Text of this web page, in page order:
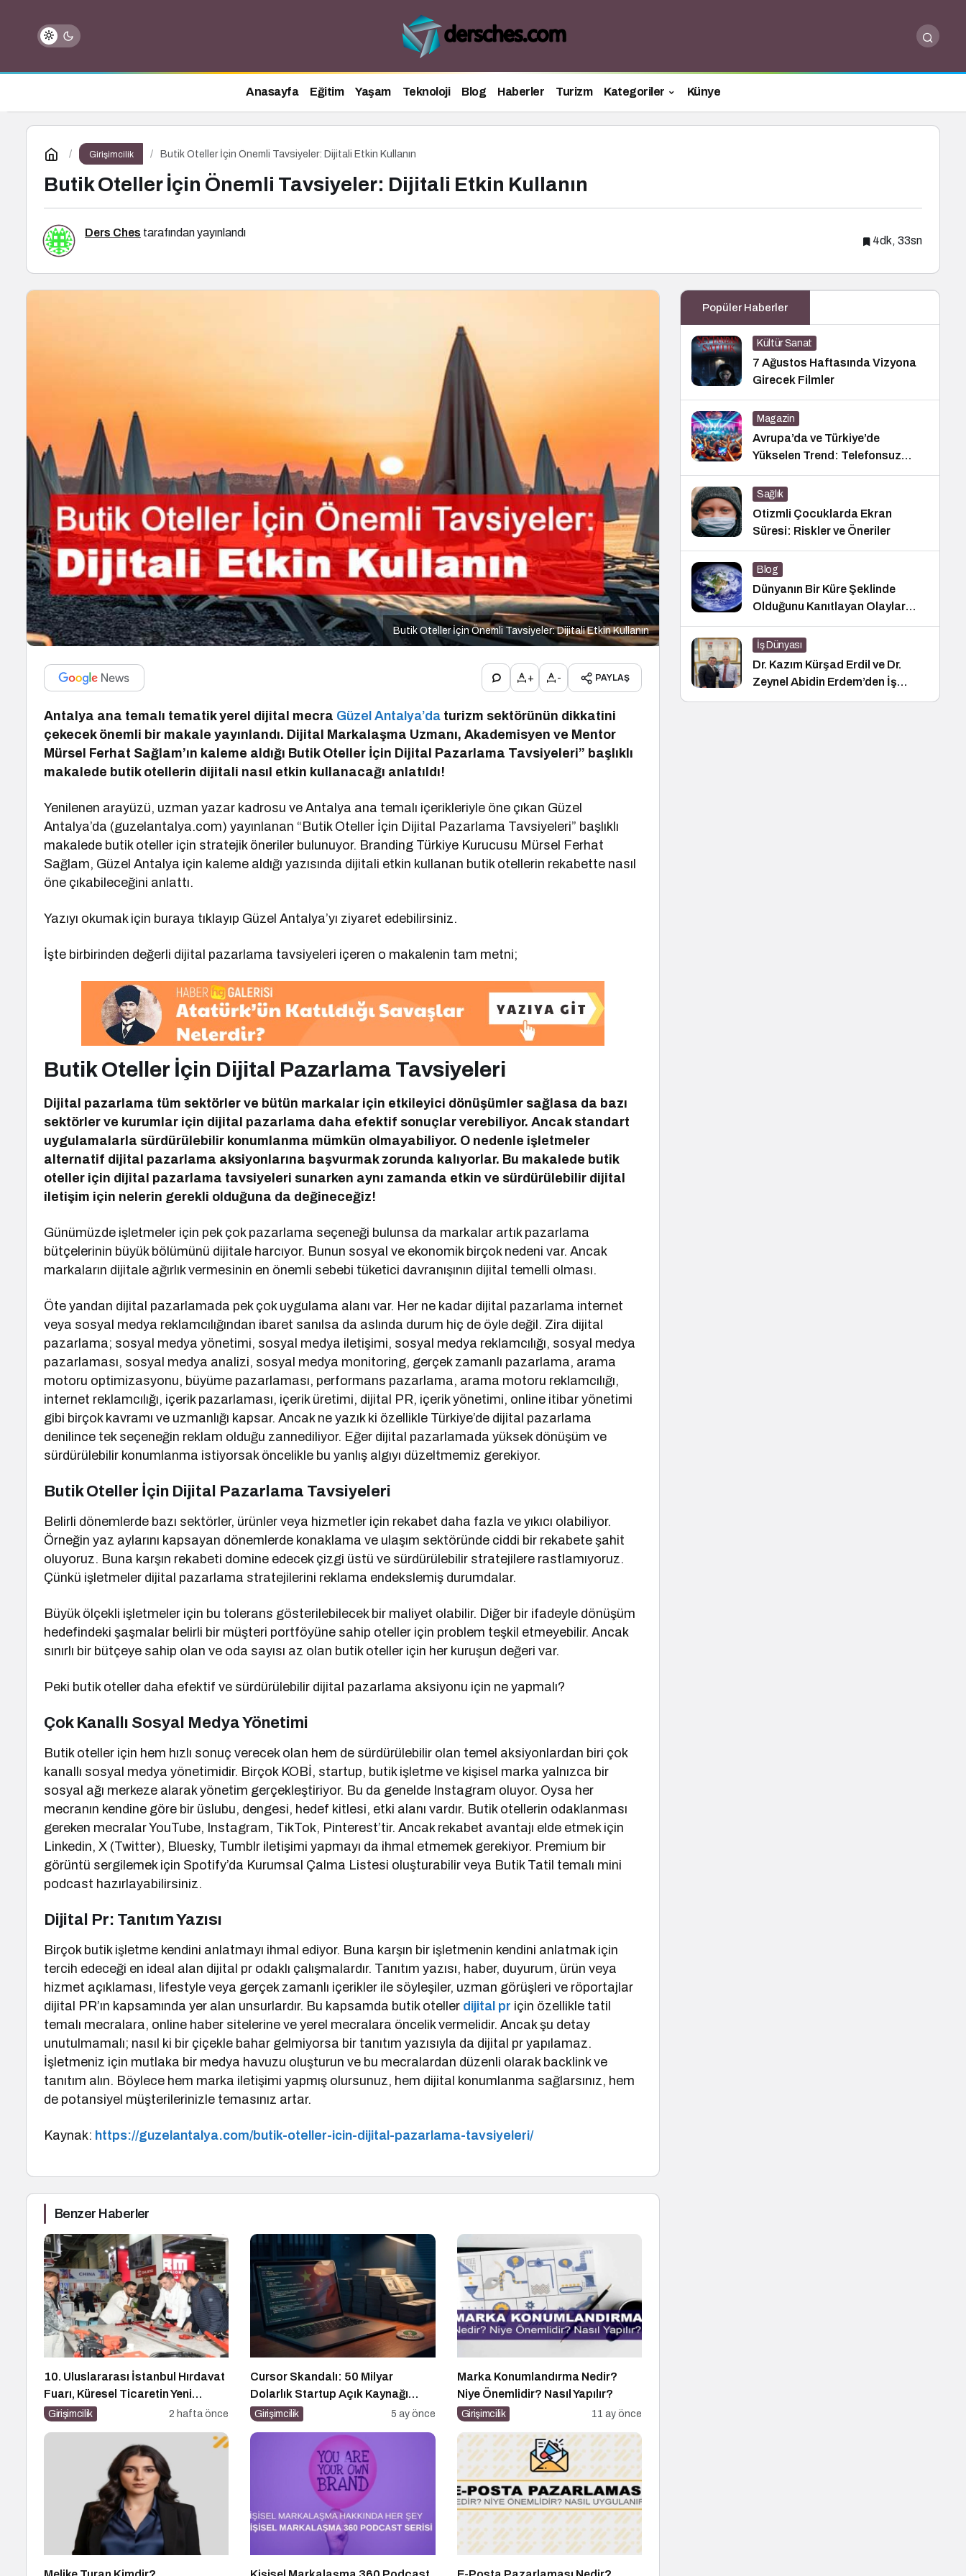
Anasayfa Eğitim Yaşam Teknoloji Blog Haberler Turizm Kategoriler Künye
Girişimcilik Butik Oteller İçin Önemli Tavsiyeler: Dijitali Etkin Kullanın
Butik Oteller İçin Önemli Tavsiyeler: Dijitali Etkin Kullanın
Ders Ches tarafından yayınlandı
4dk, 33sn
Butik Oteller İçin Önemli Tavsiyeler: Dijitali Etkin Kullanın
+ - PAYLAŞ
Antalya ana temalı tematik yerel dijital mecra Güzel Antalya’da turizm sektörünün dikkatini
çekecek önemli bir makale yayınlandı. Dijital Markalaşma Uzmanı, Akademisyen ve Mentor
Mürsel Ferhat Sağlam’ın kaleme aldığı Butik Oteller İçin Dijital Pazarlama Tavsiyeleri” başlıklı
makalede butik otellerin dijitali nasıl etkin kullanacağı anlatıldı!
Yenilenen arayüzü, uzman yazar kadrosu ve Antalya ana temalı içerikleriyle öne çıkan Güzel
Antalya’da (guzelantalya.com) yayınlanan “Butik Oteller İçin Dijital Pazarlama Tavsiyeleri” başlıklı
makalede butik oteller için stratejik öneriler bulunuyor. Branding Türkiye Kurucusu Mürsel Ferhat
Sağlam, Güzel Antalya için kaleme aldığı yazısında dijitali etkin kullanan butik otellerin rekabette nasıl
öne çıkabileceğini anlattı.
Yazıyı okumak için buraya tıklayıp Güzel Antalya’yı ziyaret edebilirsiniz.
İşte birbirinden değerli dijital pazarlama tavsiyeleri içeren o makalenin tam metni;
Butik Oteller İçin Dijital Pazarlama Tavsiyeleri
Dijital pazarlama tüm sektörler ve bütün markalar için etkileyici dönüşümler sağlasa da bazı
sektörler ve kurumlar için dijital pazarlama daha efektif sonuçlar verebiliyor. Ancak standart
uygulamalarla sürdürülebilir konumlanma mümkün olmayabiliyor. O nedenle işletmeler
alternatif dijital pazarlama aksiyonlarına başvurmak zorunda kalıyorlar. Bu makalede butik
oteller için dijital pazarlama tavsiyeleri sunarken aynı zamanda etkin ve sürdürülebilir dijital
iletişim için nelerin gerekli olduğuna da değineceğiz!
Günümüzde işletmeler için pek çok pazarlama seçeneği bulunsa da markalar artık pazarlama
bütçelerinin büyük bölümünü dijitale harcıyor. Bunun sosyal ve ekonomik birçok nedeni var. Ancak
markaların dijitale ağırlık vermesinin en önemli sebebi tüketici davranışının dijital temelli olması.
Öte yandan dijital pazarlamada pek çok uygulama alanı var. Her ne kadar dijital pazarlama internet
veya sosyal medya reklamcılığından ibaret sanılsa da aslında durum hiç de öyle değil. Zira dijital
pazarlama; sosyal medya yönetimi, sosyal medya iletişimi, sosyal medya reklamcılığı, sosyal medya
pazarlaması, sosyal medya analizi, sosyal medya monitoring, gerçek zamanlı pazarlama, arama
motoru optimizasyonu, büyüme pazarlaması, performans pazarlama, arama motoru reklamcılığı,
internet reklamcılığı, içerik pazarlaması, içerik üretimi, dijital PR, içerik yönetimi, online itibar yönetimi
gibi birçok kavramı ve uzmanlığı kapsar. Ancak ne yazık ki özellikle Türkiye’de dijital pazarlama
denilince tek seçeneğin reklam olduğu zannediliyor. Eğer dijital pazarlamada yüksek dönüşüm ve
sürdürülebilir konumlanma istiyorsak öncelikle bu yanlış algıyı düzeltmemiz gerekiyor.
Butik Oteller İçin Dijital Pazarlama Tavsiyeleri
Belirli dönemlerde bazı sektörler, ürünler veya hizmetler için rekabet daha fazla ve yıkıcı olabiliyor.
Örneğin yaz aylarını kapsayan dönemlerde konaklama ve ulaşım sektöründe ciddi bir rekabete şahit
oluyoruz. Buna karşın rekabeti domine edecek çizgi üstü ve sürdürülebilir stratejilere rastlamıyoruz.
Çünkü işletmeler dijital pazarlama stratejilerini reklama endekslemiş durumdalar.
Büyük ölçekli işletmeler için bu tolerans gösterilebilecek bir maliyet olabilir. Diğer bir ifadeyle dönüşüm
hedefindeki şaşmalar belirli bir müşteri portföyüne sahip oteller için problem teşkil etmeyebilir. Ancak
sınırlı bir bütçeye sahip olan ve oda sayısı az olan butik oteller için her kuruşun değeri var.
Peki butik oteller daha efektif ve sürdürülebilir dijital pazarlama aksiyonu için ne yapmalı?
Çok Kanallı Sosyal Medya Yönetimi
Butik oteller için hem hızlı sonuç verecek olan hem de sürdürülebilir olan temel aksiyonlardan biri çok
kanallı sosyal medya yönetimidir. Birçok KOBİ, startup, butik işletme ve kişisel marka yalnızca bir
sosyal ağı merkeze alarak yönetim gerçekleştiriyor. Bu da genelde Instagram oluyor. Oysa her
mecranın kendine göre bir üslubu, dengesi, hedef kitlesi, etki alanı vardır. Butik otellerin odaklanması
gereken mecralar YouTube, Instagram, TikTok, Pinterest’tir. Ancak rekabet avantajı elde etmek için
Linkedin, X (Twitter), Bluesky, Tumblr iletişimi yapmayı da ihmal etmemek gerekiyor. Premium bir
görüntü sergilemek için Spotify’da Kurumsal Çalma Listesi oluşturabilir veya Butik Tatil temalı mini
podcast hazırlayabilirsiniz.
Dijital Pr: Tanıtım Yazısı
Birçok butik işletme kendini anlatmayı ihmal ediyor. Buna karşın bir işletmenin kendini anlatmak için
tercih edeceği en ideal alan dijital pr odaklı çalışmalardır. Tanıtım yazısı, haber, duyurum, ürün veya
hizmet açıklaması, lifestyle veya gerçek zamanlı içerikler ile söyleşiler, uzman görüşleri ve röportajlar
dijital PR’ın kapsamında yer alan unsurlardır. Bu kapsamda butik oteller dijital pr için özellikle tatil
temalı mecralara, online haber sitelerine ve yerel mecralara öncelik vermelidir. Ancak şu detay
unutulmamalı; nasıl ki bir çiçekle bahar gelmiyorsa bir tanıtım yazısıyla da dijital pr yapılamaz.
İşletmeniz için mutlaka bir medya havuzu oluşturun ve bu mecralardan düzenli olarak backlink ve
tanıtım alın. Böylece hem marka iletişimi yapmış olursunuz, hem dijital konumlanma sağlarsınız, hem
de potansiyel müşterilerinizle temasınız artar.
Kaynak: https://guzelantalya.com/butik-oteller-icin-dijital-pazarlama-tavsiyeleri/
Benzer Haberler
10. Uluslararası İstanbul Hırdavat
Fuarı, Küresel Ticaretin Yeni
Merkezi Olmaya Hazırlanıyor
Girişimcilik 2 hafta önce
Cursor Skandalı: 50 Milyar
Dolarlık Startup Açık Kaynağı
Gizleyince Ne Oldu?
Girişimcilik 5 ay önce
Marka Konumlandırma Nedir?
Niye Önemlidir? Nasıl Yapılır?
Girişimcilik 11 ay önce
Popüler Haberler
Kültür Sanat
7 Ağustos Haftasında Vizyona
Girecek Filmler
Magazin
Avrupa’da ve Türkiye’de
Yükselen Trend: Telefonsuz
Gece Kulüpleri
Sağlık
Otizmli Çocuklarda Ekran
Süresi: Riskler ve Öneriler
Blog
Dünyanın Bir Küre Şeklinde
Olduğunu Kanıtlayan Olaylar
Nedir?
İş Dünyası
Dr. Kazım Kürşad Erdil ve Dr.
Zeynel Abidin Erdem’den İş
Dünyası Buluşması